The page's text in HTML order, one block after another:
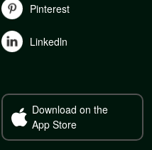
Pinterest
Linkedln
Download on the
App Store